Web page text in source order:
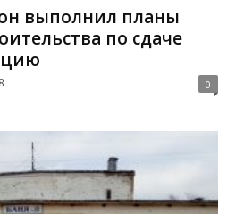
выполнил планы
по сдаче
0